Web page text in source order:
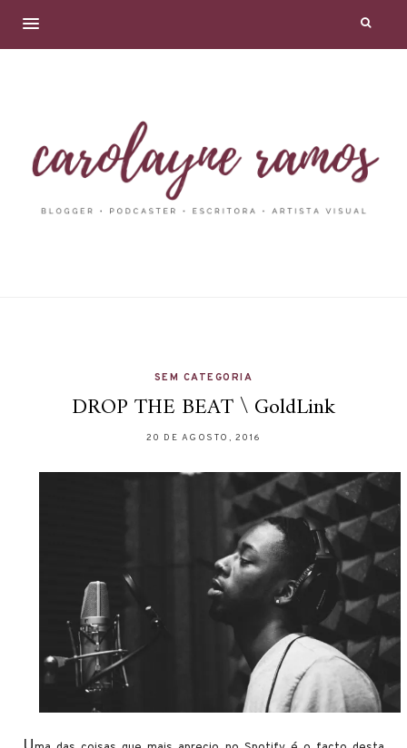
SEM CATEGORIA
DROP THE BEAT \ GoldLink
20 DE AGOSTO, 2016